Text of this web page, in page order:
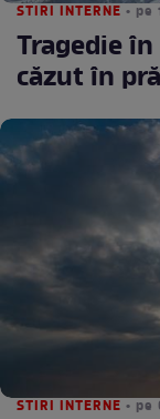
STIRI INTERNE • pe
Tragedie
căzut în
STIRI INTERNE • pe